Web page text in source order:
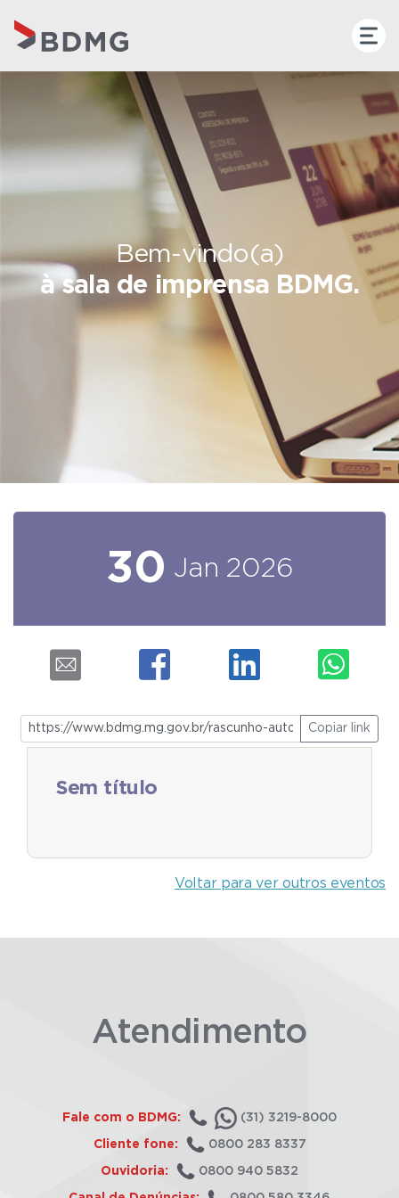
Bem-vindo(a)
à sala de imprensa BDMG.
30 Jan 2026
Copiar link
Sem título
Voltar para ver outros eventos
Atendimento
Fale com o BDMG: (31) 3219-8000
Cliente fone: 0800 283 8337
Ouvidoria: 0800 940 5832